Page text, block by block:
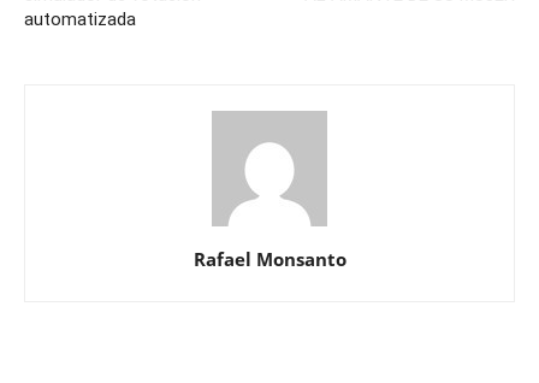
automatizada
Rafael Monsanto